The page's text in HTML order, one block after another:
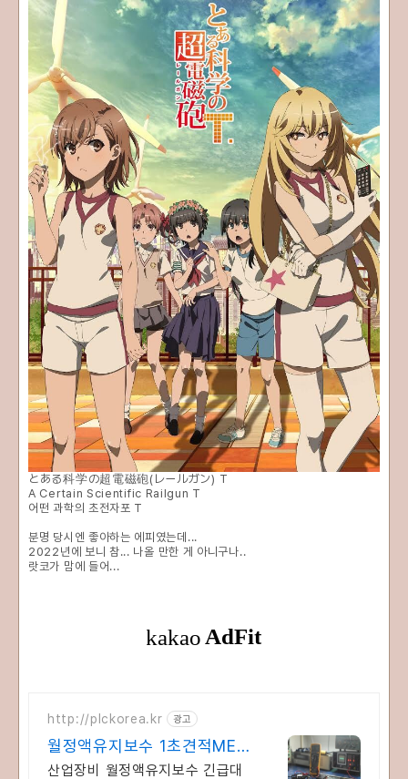
とある科学の超電磁砲(レールガン) T
A Certain Scientific Railgun T
어떤 과학의 초전자포 T
분명 당시엔 좋아하는 에피였는데...
2022년에 보니 참... 나올 만한 게 아니구나..
랏코가 맘에 들어...
http://plckorea.kr 광고
월정액유지보수 1초견적MET
산업자동화 장비판매수리보수
산업장비 월정액유지보수 긴급대